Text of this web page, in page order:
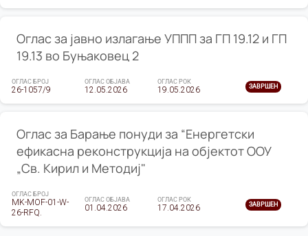
Оглас за јавно излагање УППП за ГП 19.12 и ГП
19.13 во Буњаковец 2
ОГЛАС БРОЈ
26-1057/9
ОГЛАС ОБЈАВА
12.05.2026
ОГЛАС РОК
19.05.2026 ЗАВРШЕН
Оглас за Барање понуди за “Енергетски
ефикасна реконструкција на објектот ООУ
„Св. Кирил и Методиј"
ОГЛАС БРОЈ
MK-MOF-01-W-
26-RFQ.
ОГЛАС ОБЈАВА
01.04.2026
ОГЛАС РОК
17.04.2026 ЗАВРШЕН